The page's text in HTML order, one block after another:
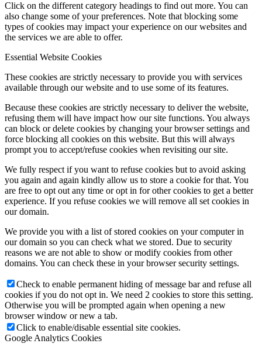
Click on the different category headings to find out more. You can
also change some of your preferences. Note that blocking some
types of cookies may impact your experience on our websites and
the services we are able to offer.
Essential Website Cookies
These cookies are strictly necessary to provide you with services
available through our website and to use some of its features.
Because these cookies are strictly necessary to deliver the website,
refusing them will have impact how our site functions. You always
can block or delete cookies by changing your browser settings and
force blocking all cookies on this website. But this will always
prompt you to accept/refuse cookies when revisiting our site.
We fully respect if you want to refuse cookies but to avoid asking
you again and again kindly allow us to store a cookie for that. You
are free to opt out any time or opt in for other cookies to get a better
experience. If you refuse cookies we will remove all set cookies in
our domain.
We provide you with a list of stored cookies on your computer in
our domain so you can check what we stored. Due to security
reasons we are not able to show or modify cookies from other
domains. You can check these in your browser security settings.
Check to enable permanent hiding of message bar and refuse all
cookies if you do not opt in. We need 2 cookies to store this setting.
Otherwise you will be prompted again when opening a new
browser window or new a tab.
Click to enable/disable essential site cookies.
Google Analytics Cookies